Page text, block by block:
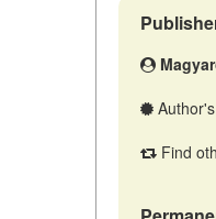
Find